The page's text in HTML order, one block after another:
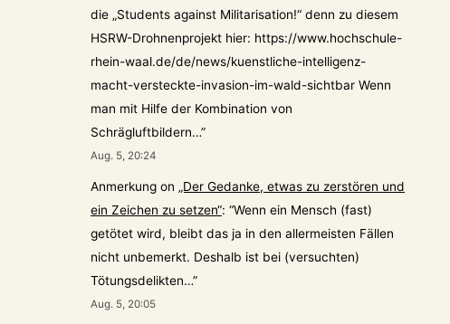
die „Students against Militarisation!“ denn zu diesem
HSRW-Drohnenprojekt hier: https://www.hochschule-
rhein-waal.de/de/news/kuenstliche-intelligenz-
macht-versteckte-invasion-im-wald-sichtbar Wenn
man mit Hilfe der Kombination von
Schrägluftbildern…”
Aug. 5, 20:24
Anmerkung on „Der Gedanke, etwas zu zerstören und
ein Zeichen zu setzen“: “Wenn ein Mensch (fast)
getötet wird, bleibt das ja in den allermeisten Fällen
nicht unbemerkt. Deshalb ist bei (versuchten)
Tötungsdelikten…”
Aug. 5, 20:05